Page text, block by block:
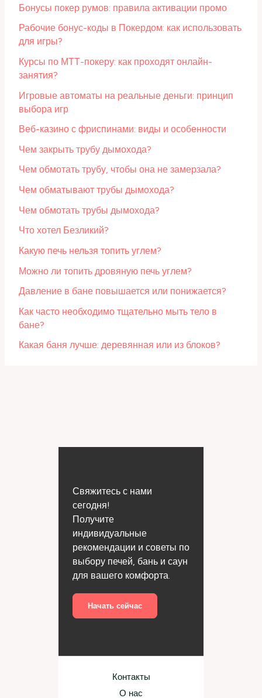
Бонусы покер румов: правила активации промо
Рабочие бонус-коды в Покердом: как использовать
для игры?
Курсы по МТТ-покеру: как проходят онлайн-
занятия?
Игровые автоматы на реальные деньги: принцип
выбора игр
Веб-казино с фриспинами: виды и особенности
Чем закрыть трубу дымохода?
Чем обмотать трубу, чтобы она не замерзала?
Чем обматывают трубы дымохода?
Чем обмотать трубы дымохода?
Что хотел Безликий?
Какую печь нельзя топить углем?
Можно ли топить дровяную печь углем?
Давление в бане повышается или понижается?
Как часто необходимо тщательно мыть тело в
бане?
Какая баня лучше: деревянная или из блоков?
Свяжитесь с нами
сегодня!
Получите
индивидуальные
рекомендации и советы по
выбору печей, бань и саун
для вашего комфорта.
Начать сейчас
Контакты
О нас